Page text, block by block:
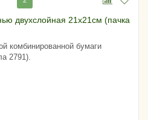
двухслойная 21х21см (пачка
комбинированной бумаги
2791).